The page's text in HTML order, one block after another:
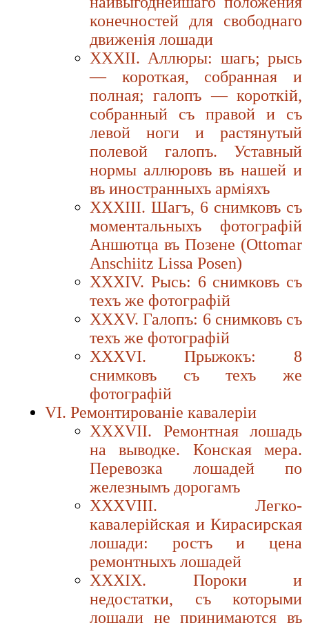
конечностей для свободнаго
движенiя лошади
XXXII. Аллюры: шагь; рысь
— короткая, собранная и
полная; галопъ — короткiй,
собранный съ правой и съ
левой ноги и растянутый
полевой галопъ. Уставный
нормы аллюровъ въ нашей и
въ иностранныхъ армiяхъ
XXXIII. Шагъ, 6 снимковъ съ
моментальныхъ фотографiй
Аншютца въ Позене (Ottomar
Anschiitz Lissa Posen)
XXXIV. Рысь: 6 снимковъ съ
теxъ же фотографiй
XXXV. Галопъ: 6 снимковъ съ
техъ же фотографiй
XXXVI. Прыжокъ: 8
снимковъ съ техъ же
фотографiй
VI. Ремонтированiе кавалерiи
XXXVII. Ремонтная лошадь
на выводке. Конская мepa.
Перевозка лошадей по
железнымъ дорогамъ
XXXVIII. Легко-
кавалерiйская и Кирасирская
лошади: ростъ и цена
ремонтныхъ лошадей
XXXIX. Пороки и
недостатки, съ которыми
лошади не принимаются въ